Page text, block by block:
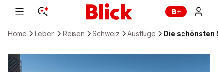
Home Leben Reisen Schweiz Ausflüge Die schönsten